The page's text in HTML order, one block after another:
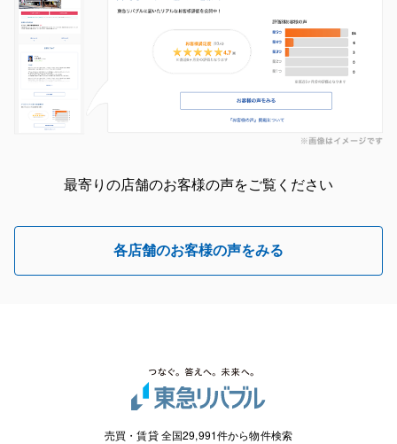
最寄りの店舗のお客様の声をご覧ください
各店舗のお客様の声をみる
売買・賃貸 全国29,991件から物件検索